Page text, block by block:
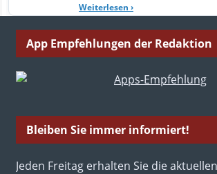
Weiterlesen ›
App Empfehlungen der Redaktion
Bleiben Sie immer informiert!
Jeden Freitag erhalten Sie die